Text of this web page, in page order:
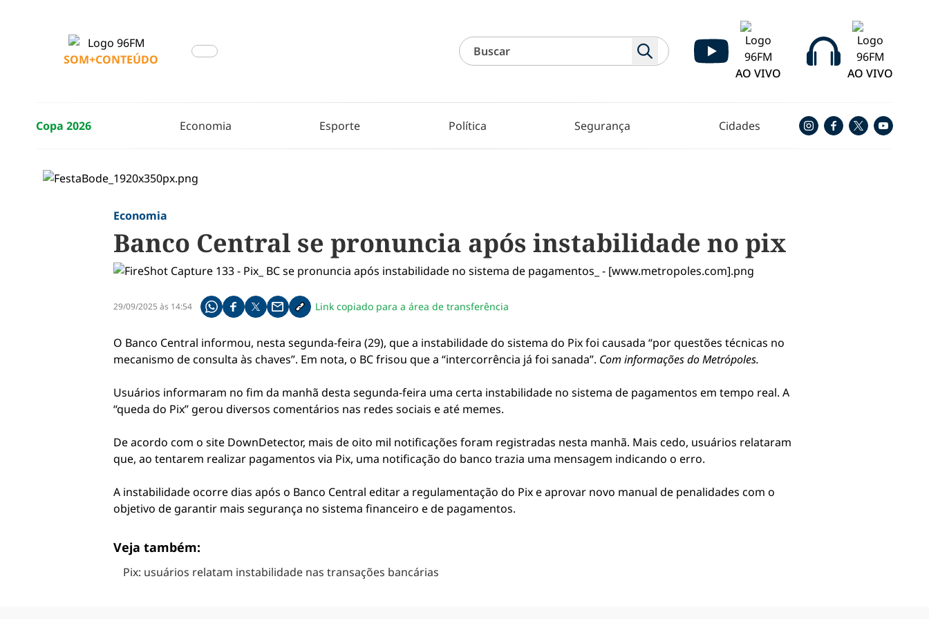
SOM+CONTEÚDO
AO VIVO
AO VIVO
Copa 2026 Economia Esporte Política Segurança Cidades
Economia
Banco Central se pronuncia após instabilidade no pix
29/09/2025 às 14:54 Compartilhe pelo whatsapp
Compartilhar no facebook
Compartilhar no twitter
Compartilhe pelo email
Copiar link da notícia
Link copiado para a área de transferência
O Banco Central informou, nesta segunda-feira (29), que a instabilidade do sistema do Pix foi causada “por questões técnicas no
mecanismo de consulta às chaves”. Em nota, o BC frisou que a “intercorrência já foi sanada”. Com informações do Metrópoles.
Usuários informaram no fim da manhã desta segunda-feira uma certa instabilidade no sistema de pagamentos em tempo real. A
“queda do Pix” gerou diversos comentários nas redes sociais e até memes.
De acordo com o site DownDetector, mais de oito mil notificações foram registradas nesta manhã. Mais cedo, usuários relataram
que, ao tentarem realizar pagamentos via Pix, uma notificação do banco trazia uma mensagem indicando o erro.
A instabilidade ocorre dias após o Banco Central editar a regulamentação do Pix e aprovar novo manual de penalidades com o
objetivo de garantir mais segurança no sistema financeiro e de pagamentos.
Veja também:
Pix: usuários relatam instabilidade nas transações bancárias